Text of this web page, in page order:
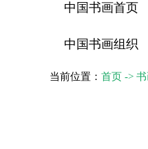
中国书画首页
中国书画组织
当前位置： 首页 ->